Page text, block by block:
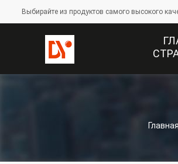
Выбирайте из продуктов самого высокого